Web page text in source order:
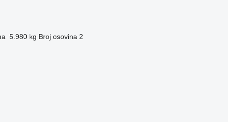
5.980 kg Broj osovina 2